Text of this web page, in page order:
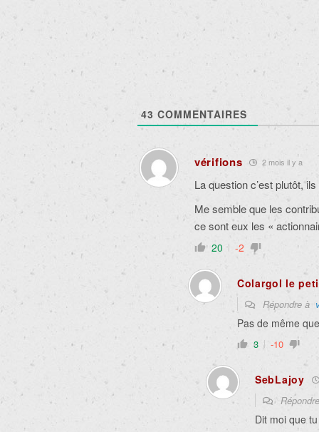
43 COMMENTAIRES
vérifions 2 mois il y a
La question c’est plutôt,
Me semble que les
ce sont eux les «
20 -2
Colargol le
Répondre à
Pas de même
3 -10
SebLajoy
Dit moi que